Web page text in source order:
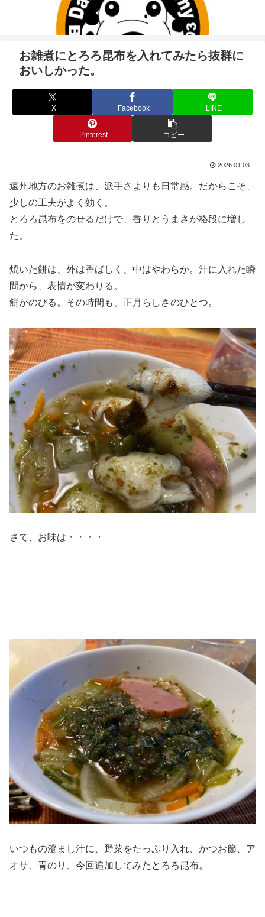
お雑煮にとろろ昆布を入れてみたら抜群に
おいしかった。
X Facebook LINE
Pinterest コピー
2026.01.03
遠州地方のお雑煮は、派手さよりも日常感。だからこそ、
少しの工夫がよく効く。
とろろ昆布をのせるだけで、香りとうまさが格段に増し
た。
焼いた餅は、外は香ばしく、中はやわらか。汁に入れた瞬
間から、表情が変わりる。
餅がのびる。その時間も、正月らしさのひとつ。
さて、お味は・・・・
いつもの澄まし汁に、野菜をたっぷり入れ、かつお節、ア
オサ、青のり、今回追加してみたとろろ昆布。